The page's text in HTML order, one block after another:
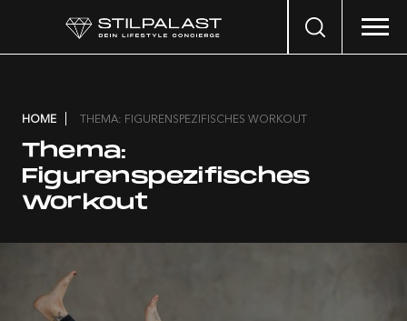
Search
HOME THEMA: FIGURENSPEZIFISCHES WORKOUT
Thema:
Figurenspezifisches
Workout